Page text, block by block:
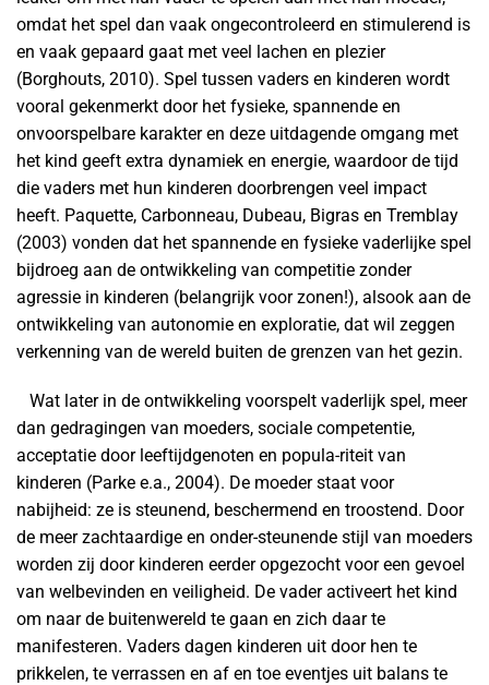
omdat het spel dan vaak ongecontroleerd en stimulerend is
en vaak gepaard gaat met veel lachen en plezier
(Borghouts, 2010). Spel tussen vaders en kinderen wordt
vooral gekenmerkt door het fysieke, spannende en
onvoorspelbare karakter en deze uitdagende omgang met
het kind geeft extra dynamiek en energie, waardoor de tijd
die vaders met hun kinderen doorbrengen veel impact
heeft. Paquette, Carbonneau, Dubeau, Bigras en Tremblay
(2003) vonden dat het spannende en fysieke vaderlijke spel
bijdroeg aan de ontwikkeling van competitie zonder
agressie in kinderen (belangrijk voor zonen!), alsook aan de
ontwikkeling van autonomie en exploratie, dat wil zeggen
verkenning van de wereld buiten de grenzen van het gezin.
Wat later in de ontwikkeling voorspelt vaderlijk spel, meer
dan gedragingen van moeders, sociale competentie,
acceptatie door leeftijdgenoten en popula-riteit van
kinderen (Parke e.a., 2004). De moeder staat voor
nabijheid: ze is steunend, beschermend en troostend. Door
de meer zachtaardige en onder-steunende stijl van moeders
worden zij door kinderen eerder opgezocht voor een gevoel
van welbevinden en veiligheid. De vader activeert het kind
om naar de buitenwereld te gaan en zich daar te
manifesteren. Vaders dagen kinderen uit door hen te
prikkelen, te verrassen en af en toe eventjes uit balans te